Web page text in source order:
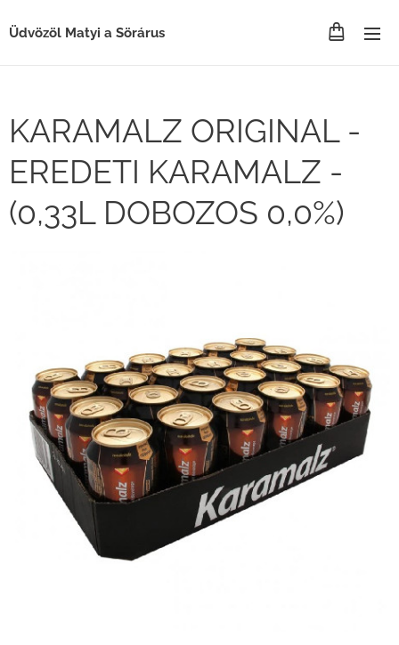
Üdvözöl Matyi a Sörárus
KARAMALZ ORIGINAL -
EREDETI KARAMALZ -
(0,33L DOBOZOS 0,0%)